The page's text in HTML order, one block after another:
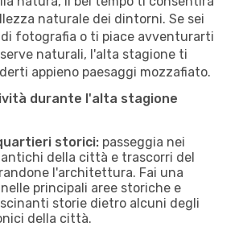
naturale dei dintorni. Se sei
fotografia o ti piace avventurarti
naturali, l'alta stagione ti
appieno paesaggi mozzafiato.
durante l'alta stagione
storici: passeggia nei
della città e trascorri del
l'architettura. Fai una
principali aree storiche e
storie dietro alcuni degli
della città.